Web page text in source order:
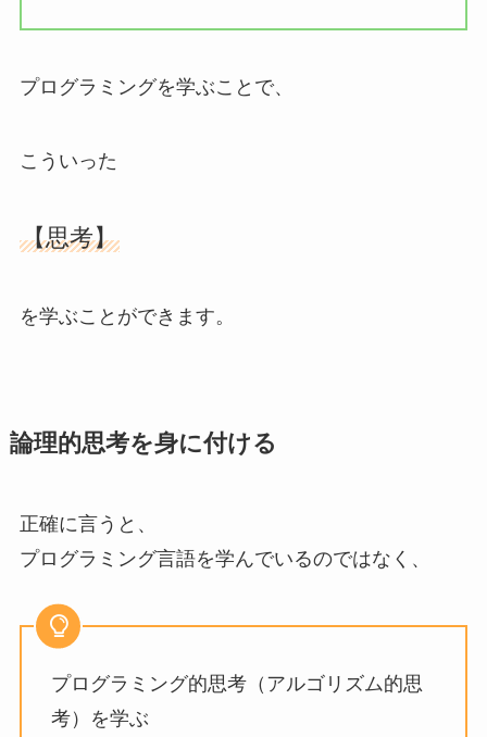
プログラミングを学ぶことで、
こういった
【思考】
を学ぶことができます。
論理的思考を身に付ける
正確に言うと、
プログラミング言語を学んでいるのではなく、
プログラミング的思考（アルゴリズム的思
考）を学ぶ